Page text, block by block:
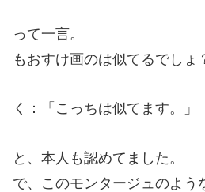
って一言。
もおすけ画のは似てるでしょ
く：「こっちは似てます。」
と、本人も認めてました。
で、このモンタージュのよう